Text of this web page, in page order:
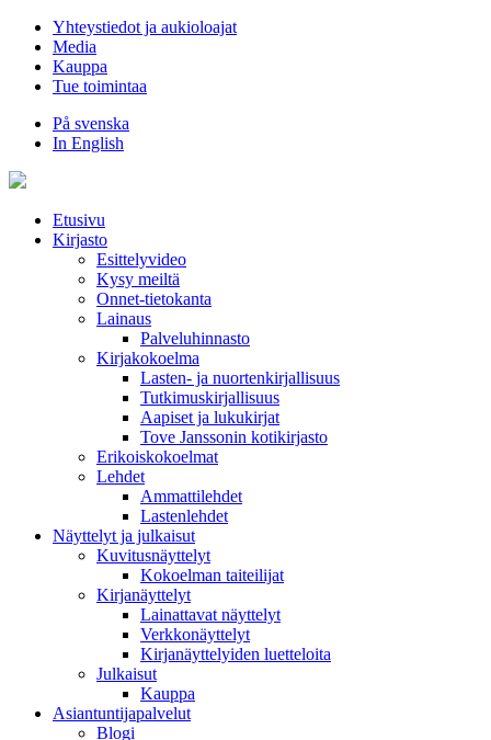
Hyppää
sisältöön
Yhteystiedot ja aukioloajat
Media
Kauppa
Tue toimintaa
På svenska
In English
Etusivu
Kirjasto
Esittelyvideo
Kysy meiltä
Onnet-tietokanta
Lainaus
Palveluhinnasto
Kirjakokoelma
Lasten- ja nuortenkirjallisuus
Tutkimuskirjallisuus
Aapiset ja lukukirjat
Tove Janssonin kotikirjasto
Erikoiskokoelmat
Lehdet
Ammattilehdet
Lastenlehdet
Näyttelyt ja julkaisut
Kuvitusnäyttelyt
Kokoelman taiteilijat
Kirjanäyttelyt
Lainattavat näyttelyt
Verkkonäyttelyt
Kirjanäyttelyiden luetteloita
Julkaisut
Kauppa
Asiantuntija­palvelut
Blogi